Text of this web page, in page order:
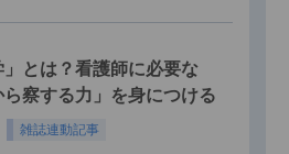
」とは？看護師に必要な
ら察する力」を身につける
雑誌連動記事